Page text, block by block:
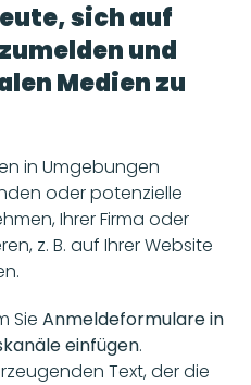
sich auf
und
Medien zu
in Umgebungen
oder potenzielle
Ihrer Firma oder
z. B. auf Ihrer Website
Sie Anmeldeformulare in
einfügen.
Text, der die